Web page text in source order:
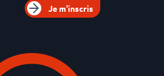
Je m'inscris